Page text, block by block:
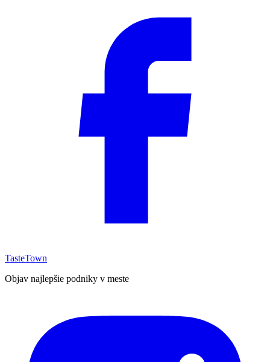
TasteTown
Objav najlepšie podniky v meste